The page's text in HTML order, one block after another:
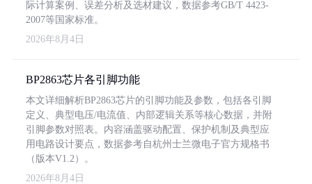
际计算案例、误差分析及选材建议，数据参考GB/T 4423-
2007等国家标准。
2026年8月4日
BP2863芯片各引脚功能
本文详细解析BP2863芯片的引脚功能及参数，包括各引脚
定义、典型电压/电流值、内部逻辑关系等核心数据，并附
引脚参数对照表。内容涵盖驱动配置、保护机制及典型应
用电路设计要点，数据参考自杭州士兰微电子官方规格书
（版本V1.2）。
2026年8月4日